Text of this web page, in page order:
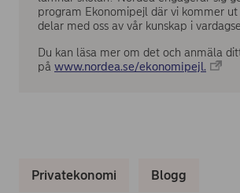
program Ekonomipejl där vi kommer ut
delar med oss av vår kunskap i
Du kan läsa mer om det och anmäla
på www.nordea.se/ekonomipejl.
Privatekonomi Blogg